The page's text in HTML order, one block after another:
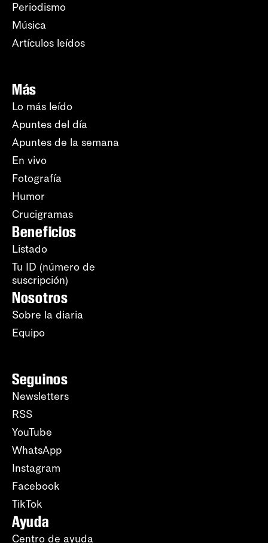
Periodismo
Música
Artículos leídos
Más
Lo más leído
Apuntes del día
Apuntes de la semana
En vivo
Fotografía
Humor
Crucigramas
Beneficios
Listado
Tu ID (número de
suscripción)
Nosotros
Sobre la diaria
Equipo
Seguinos
Newsletters
RSS
YouTube
WhatsApp
Instagram
Facebook
TikTok
Ayuda
Centro de ayuda